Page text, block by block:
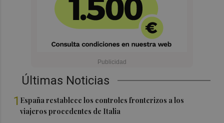
Últimas Noticias
1 España restablece los controles fronterizos a los
viajeros procedentes de Italia